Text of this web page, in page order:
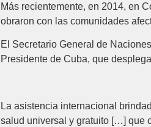
Más recientemente, en 2014, en
obraron con las comunidades
El Secretario General de
Presidente de Cuba, que
La asistencia internacional
salud universal y gratuito […] que